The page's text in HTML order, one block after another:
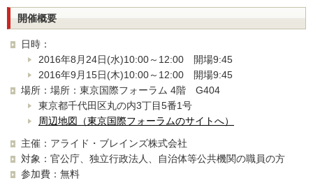
開催概要
日時：
2016年8月24日(水)10:00～12:00 開場9:45
2016年9月15日(木)10:00～12:00 開場9:45
場所：場所：東京国際フォーラム 4階 G404
東京都千代田区丸の内3丁目5番1号
周辺地図（東京国際フォーラムのサイトへ）
主催：アライド・ブレインズ株式会社
対象：官公庁、独立行政法人、自治体等公共機関の職員の方
参加費：無料